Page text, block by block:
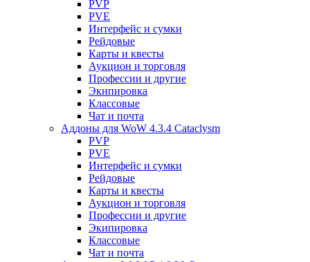
PVP
PVE
Интерфейс и сумки
Рейдовые
Карты и квесты
Аукцион и торговля
Профессии и другие
Экипировка
Классовые
Чат и почта
Аддоны для WoW 4.3.4 Cataclysm
PVP
PVE
Интерфейс и сумки
Рейдовые
Карты и квесты
Аукцион и торговля
Профессии и другие
Экипировка
Классовые
Чат и почта